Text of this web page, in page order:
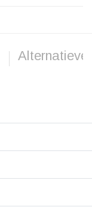
Alternatieve